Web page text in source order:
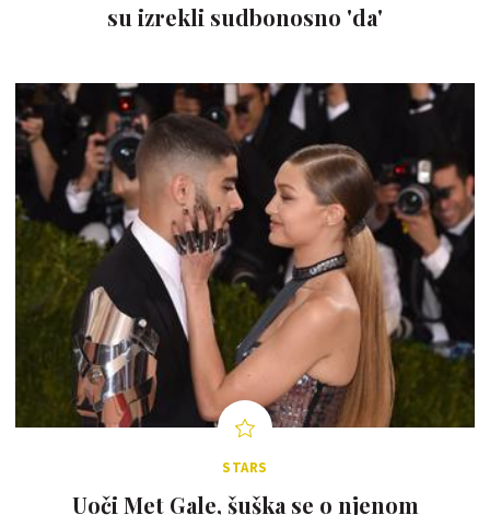
su izrekli sudbonosno 'da'
STARS
Uoči Met Gale, šuška se o njenom